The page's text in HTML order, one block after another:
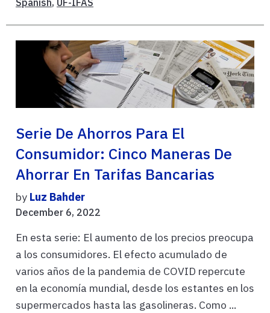
Serie De Ahorros Para El
Consumidor: Cinco Maneras De
Ahorrar En Tarifas Bancarias
by Luz Bahder
December 6, 2022
En esta serie: El aumento de los precios preocupa
a los consumidores. El efecto acumulado de
varios años de la pandemia de COVID repercute
en la economía mundial, desde los estantes en los
supermercados hasta las gasolineras. Como ...